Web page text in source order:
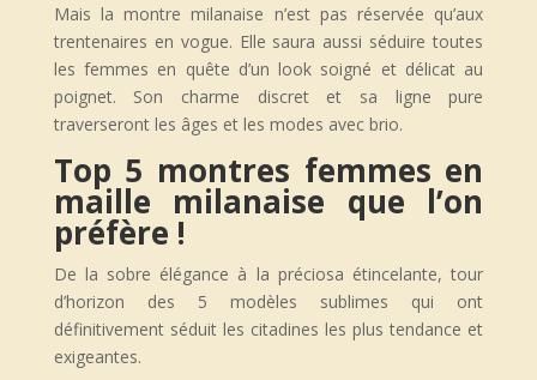
Mais la montre milanaise n’est pas réservée qu’aux
trentenaires en vogue. Elle saura aussi séduire toutes
les femmes en quête d’un look soigné et délicat au
poignet. Son charme discret et sa ligne pure
traverseront les âges et les modes avec brio.
Top 5 montres femmes en
maille milanaise que l’on
préfère !
De la sobre élégance à la préciosa étincelante, tour
d’horizon des 5 modèles sublimes qui ont
définitivement séduit les citadines les plus tendance et
exigeantes.